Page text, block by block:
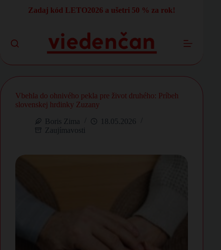
Zadaj kód LETO2026 a ušetri 50 % za rok!
Vbehla do ohnivého pekla pre život druhého: Príbeh
slovenskej hrdinky Zuzany
Boris Zima
18.05.2026
Zaujímavosti